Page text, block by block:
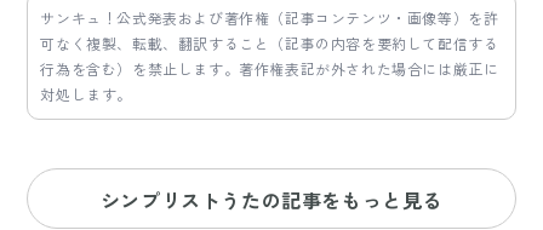
サンキュ！公式発表および著作権（記事コンテンツ・画像等）を許
可なく複製、転載、翻訳すること（記事の内容を要約して配信する
行為を含む）を禁止します。著作権表記が外された場合には厳正に
対処します。
シンプリストうたの記事をもっと見る